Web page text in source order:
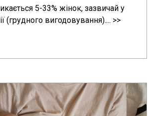
5-33% жінок, зазвичай у
(грудного вигодовування).... >>